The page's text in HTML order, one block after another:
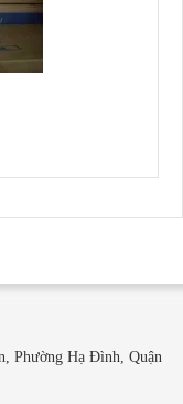
Phường Hạ Đình, Quận